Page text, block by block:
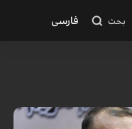
بحث فارسی